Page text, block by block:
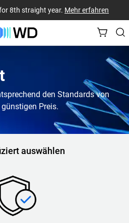
8th straight year. Mehr erfahren
den Standards von
Preis.
auswählen